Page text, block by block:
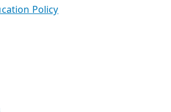
Policy